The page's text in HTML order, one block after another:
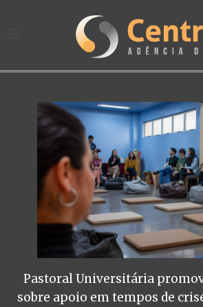
Pastoral Universitária
sobre apoio em tempos de